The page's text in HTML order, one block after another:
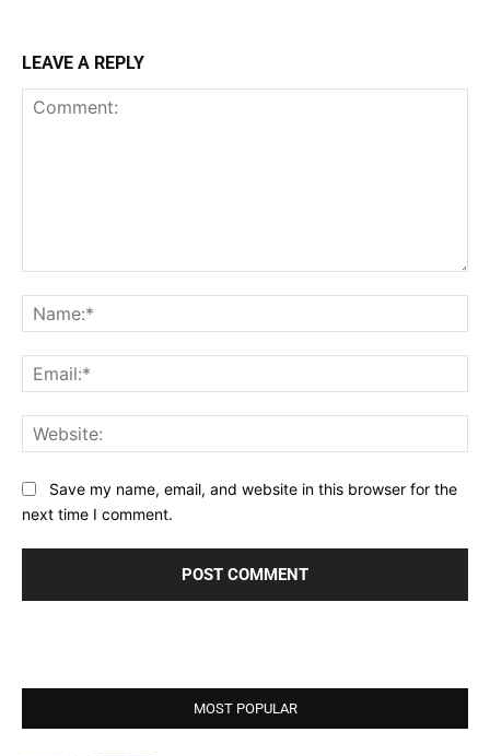
LEAVE A REPLY
Save my name, email, and website in this browser for the
next time I comment.
MOST POPULAR